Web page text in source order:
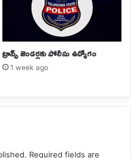
ట్రాన్స్ జెండర్లకు పోలీసు ఉద్యోగం
1 week ago
Required fields are